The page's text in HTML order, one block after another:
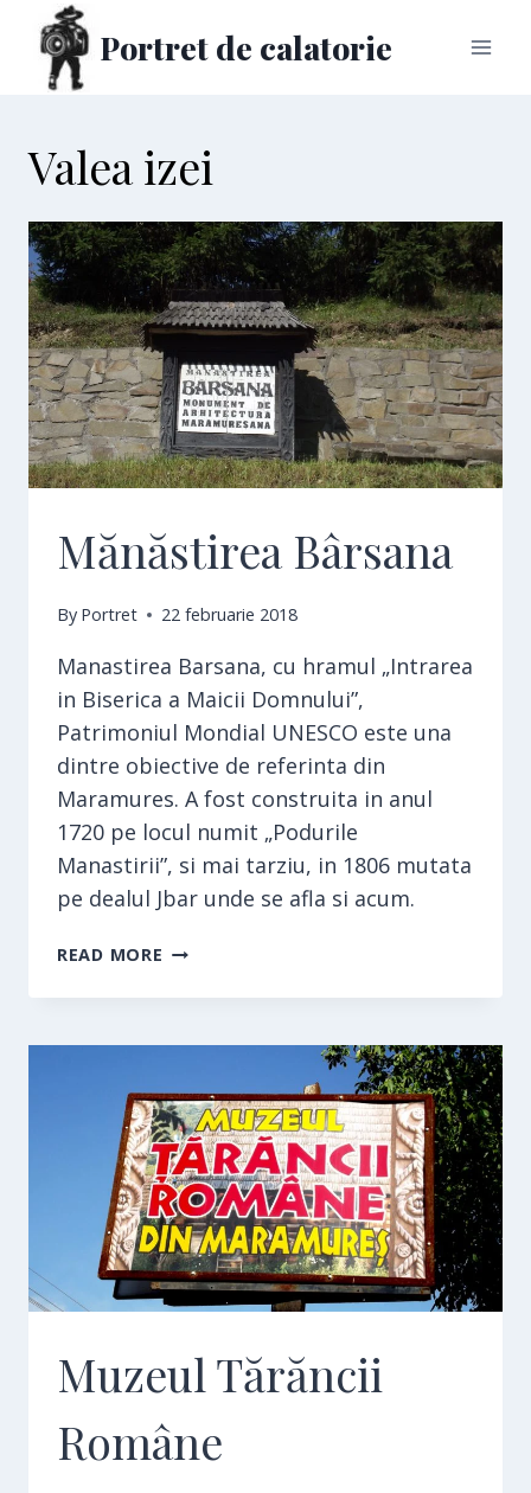
content
Portret de calatorie
Valea izei
Mănăstirea Bârsana
By Portret 22 februarie 2018
Manastirea Barsana, cu hramul „Intrarea
in Biserica a Maicii Domnului”,
Patrimoniul Mondial UNESCO este una
dintre obiective de referinta din
Maramures. A fost construita in anul
1720 pe locul numit „Podurile
Manastirii”, si mai tarziu, in 1806 mutata
pe dealul Jbar unde se afla si acum.
READ MORE MĂNĂSTIREA
Muzeul Tărăncii
Române